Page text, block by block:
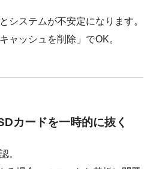
システムが不安定になります。
ャッシュを削除」でOK。
カードを一時的に抜く
。